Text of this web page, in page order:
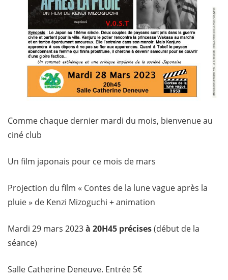
Comme chaque dernier mardi du mois, bienvenue au
ciné club
Un film japonais pour ce mois de mars
Projection du film « Contes de la lune vague après la
pluie » de Kenzi Mizoguchi + animation
Mardi 29 mars 2023à 20H45 précises(début de la
séance)
Salle Catherine Deneuve. Entrée 5€